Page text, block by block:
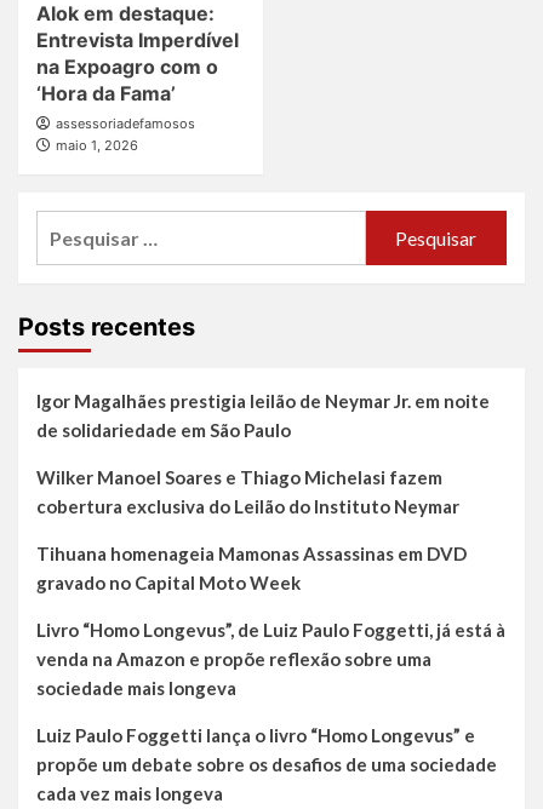
Alok em destaque:
Entrevista Imperdível
na Expoagro com o
‘Hora da Fama’
assessoriadefamosos
maio 1, 2026
Posts recentes
Igor Magalhães prestigia leilão de Neymar Jr. em noite
de solidariedade em São Paulo
Wilker Manoel Soares e Thiago Michelasi fazem
cobertura exclusiva do Leilão do Instituto Neymar
Tihuana homenageia Mamonas Assassinas em DVD
gravado no Capital Moto Week
Livro “Homo Longevus”, de Luiz Paulo Foggetti, já está à
venda na Amazon e propõe reflexão sobre uma
sociedade mais longeva
Luiz Paulo Foggetti lança o livro “Homo Longevus” e
propõe um debate sobre os desafios de uma sociedade
cada vez mais longeva